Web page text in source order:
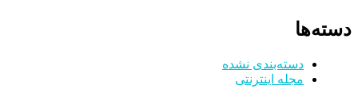
دسته‌ها
دسته‌بندی نشده
مجله اینترنتی